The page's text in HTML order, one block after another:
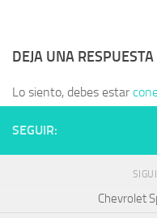
DEJA UNA RESPUESTA
Lo siento, debes estar
SEGUIR:
Chevrolet